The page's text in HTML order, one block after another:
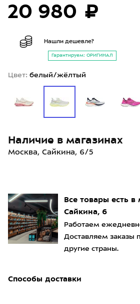
Все товары есть в
Сайкина, 6
Работаем
Доставляем заказы
другие страны.
Способы доставки
20 980 ₽
Нашли дешевле?
Гарантируем: ОРИГИНАЛ
Цвет: белый/жёлтый
Наличие в магазинах
Москва, Сайкина, 6/5